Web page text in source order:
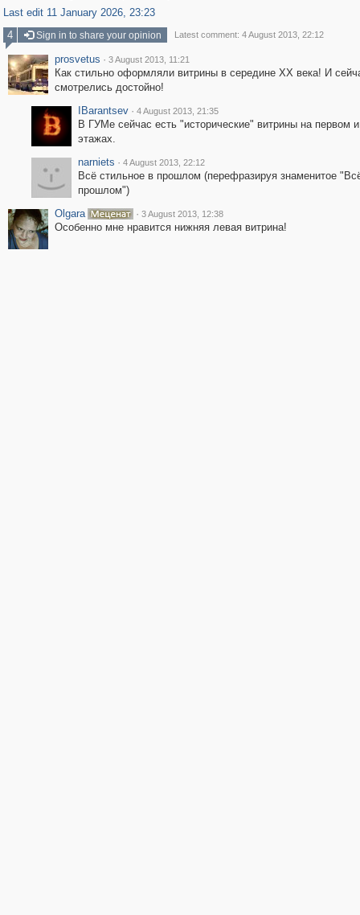
Last edit 11 January 2026, 23:23
4
Sign in to share your opinion Latest comment: 4 August 2013, 22:12
prosvetus · 3 August 2013, 11:21
Как стильно оформляли витрины в середине ХХ века! И
смотрелись достойно!
IBarantsev · 4 August 2013, 21:35
В ГУМе сейчас есть "исторические" витрины на первом
этажах.
narniets · 4 August 2013, 22:12
Всё стильное в прошлом (перефразируя знаменитое
прошлом")
Olgara
· 3 August 2013, 12:38
Особенно мне нравится нижняя левая витрина!